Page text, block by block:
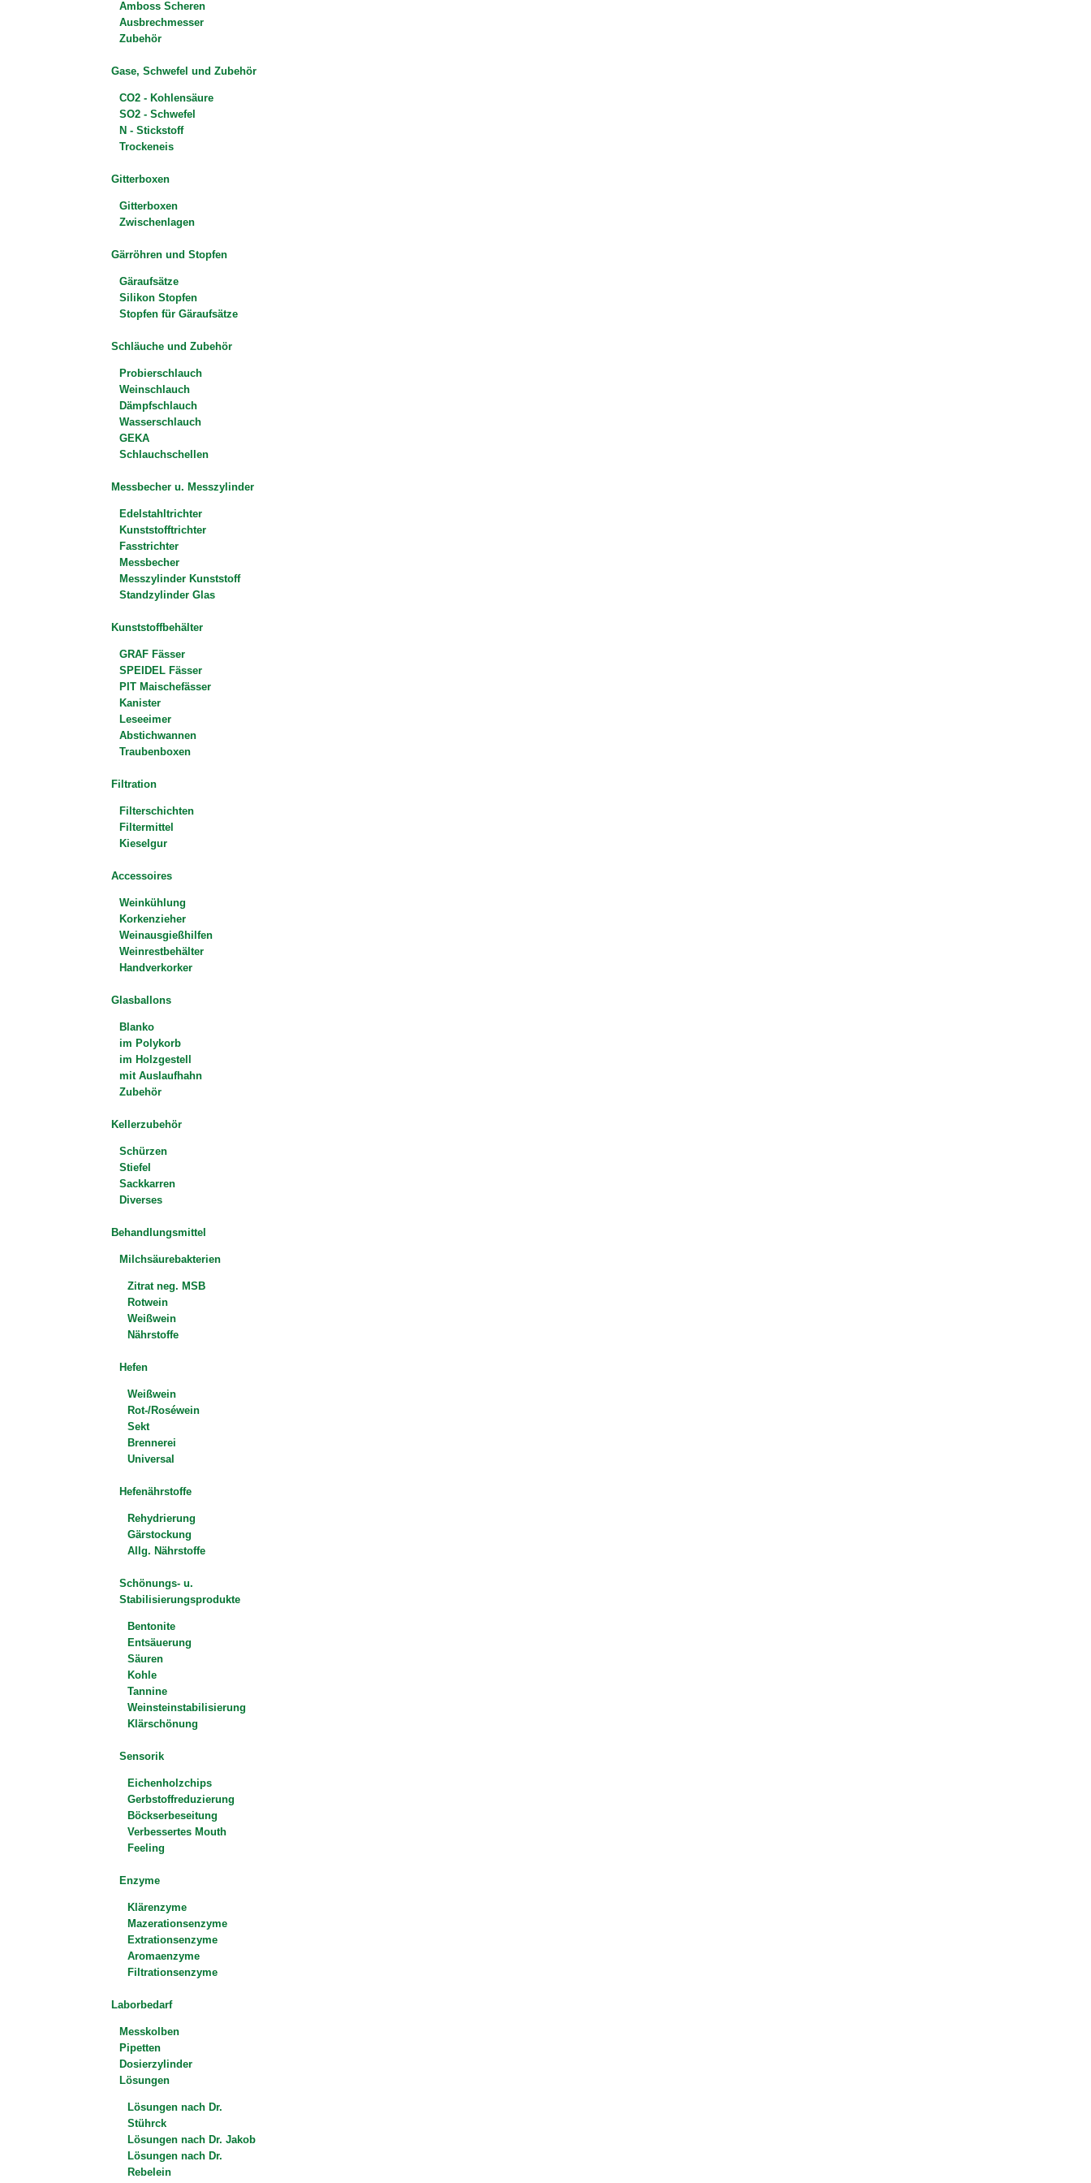
Amboss Scheren
Ausbrechmesser
Zubehör
Gase, Schwefel und Zubehör
CO2 - Kohlensäure
SO2 - Schwefel
N - Stickstoff
Trockeneis
Gitterboxen
Gitterboxen
Zwischenlagen
Gärröhren und Stopfen
Gäraufsätze
Silikon Stopfen
Stopfen für Gäraufsätze
Schläuche und Zubehör
Probierschlauch
Weinschlauch
Dämpfschlauch
Wasserschlauch
GEKA
Schlauchschellen
Messbecher u. Messzylinder
Edelstahltrichter
Kunststofftrichter
Fasstrichter
Messbecher
Messzylinder Kunststoff
Standzylinder Glas
Kunststoffbehälter
GRAF Fässer
SPEIDEL Fässer
PIT Maischefässer
Kanister
Leseeimer
Abstichwannen
Traubenboxen
Filtration
Filterschichten
Filtermittel
Kieselgur
Accessoires
Weinkühlung
Korkenzieher
Weinausgießhilfen
Weinrestbehälter
Handverkorker
Glasballons
Blanko
im Polykorb
im Holzgestell
mit Auslaufhahn
Zubehör
Kellerzubehör
Schürzen
Stiefel
Sackkarren
Diverses
Behandlungsmittel
Milchsäurebakterien
Zitrat neg. MSB
Rotwein
Weißwein
Nährstoffe
Hefen
Weißwein
Rot-/Roséwein
Sekt
Brennerei
Universal
Hefenährstoffe
Rehydrierung
Gärstockung
Allg. Nährstoffe
Schönungs- u.
Stabilisierungsprodukte
Bentonite
Entsäuerung
Säuren
Kohle
Tannine
Weinsteinstabilisierung
Klärschönung
Sensorik
Eichenholzchips
Gerbstoffreduzierung
Böckserbeseitung
Verbessertes Mouth
Feeling
Enzyme
Klärenzyme
Mazerationsenzyme
Extrationsenzyme
Aromaenzyme
Filtrationsenzyme
Laborbedarf
Messkolben
Pipetten
Dosierzylinder
Lösungen
Lösungen nach Dr.
Stührck
Lösungen nach Dr. Jakob
Lösungen nach Dr.
Rebelein